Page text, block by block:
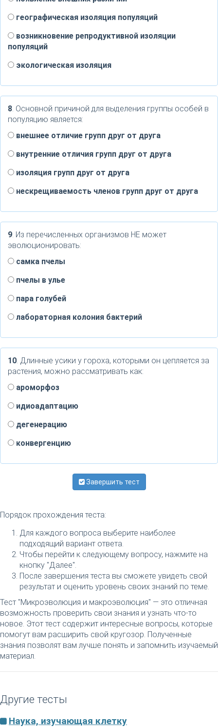
географическая изоляция популяций
возникновение репродуктивной изоляции
популяций
экологическая изоляция
8. Основной причиной для выделения группы особей в
популяцию является:
внешнее отличие групп друг от друга
внутренние отличия групп друг от друга
изоляция групп друг от друга
нескрещиваемость членов групп друг от друга
9. Из перечисленных организмов НЕ может
эволюционировать:
самка пчелы
пчелы в улье
пара голубей
лабораторная колония бактерий
10. Длинные усики у гороха, которыми он цепляется за
растения, можно рассматривать как:
ароморфоз
идиоадаптацию
дегенерацию
конвергенцию
Завершить тест
Порядок прохождения теста:
Для каждого вопроса выберите наиболее
подходящий вариант ответа.
Чтобы перейти к следующему вопросу, нажмите на
кнопку "Далее".
После завершения теста вы сможете увидеть свой
результат и оценить уровень своих знаний по теме.
Тест "Микроэволюция и макроэволюция" — это отличная
возможность проверить свои знания и узнать что-то
новое. Этот тест содержит интересные вопросы, которые
помогут вам расширить свой кругозор. Полученные
знания позволят вам лучше понять и запомнить изучаемый
материал.
Другие тесты
Наука, изучающая клетку